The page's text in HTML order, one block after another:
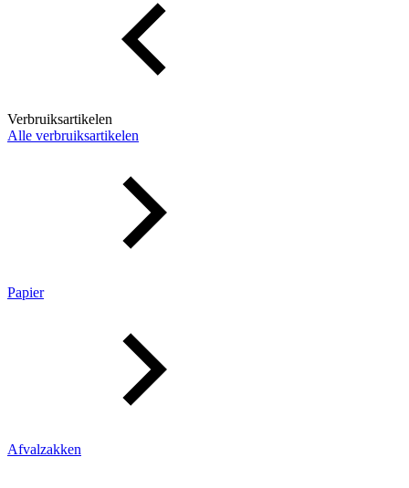
Verbruiksartikelen
Alle verbruiksartikelen
Papier
Afvalzakken